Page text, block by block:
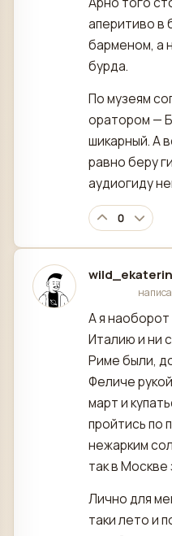
аперитиво в
барменом, а
бурда.
По музеям
оратором —
шикарный. А
равно беру
аудиогиду
0
А я наоборот
Италию и ни
Риме были,
Феличе
март и
пройтись по
нежарким
так в
Лично для
таки лето и